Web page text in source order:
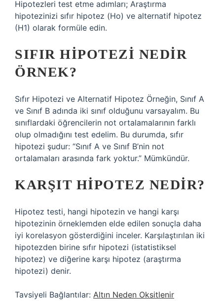
Hipotezleri test etme adımları; Araştırma
hipotezinizi sıfır hipotez (Ho) ve alternatif hipotez
(H1) olarak formüle edin.
SIFIR HIPOTEZI NEDIR
ÖRNEK?
Sıfır Hipotezi ve Alternatif Hipotez Örneğin, Sınıf A
ve Sınıf B adında iki sınıf olduğunu varsayalım. Bu
sınıflardaki öğrencilerin not ortalamalarının farklı
olup olmadığını test edelim. Bu durumda, sıfır
hipotezi şudur: “Sınıf A ve Sınıf B’nin not
ortalamaları arasında fark yoktur.” Mümkündür.
KARŞIT HIPOTEZ NEDIR?
Hipotez testi, hangi hipotezin ve hangi karşı
hipotezinin örneklemden elde edilen sonuçla daha
iyi korelasyon gösterdiğini inceler. Karşılaştırılan iki
hipotezden birine sıfır hipotezi (istatistiksel
hipotez) ve diğerine karşı hipotez (araştırma
hipotezi) denir.
Tavsiyeli Bağlantılar: Altın Neden Oksitlenir